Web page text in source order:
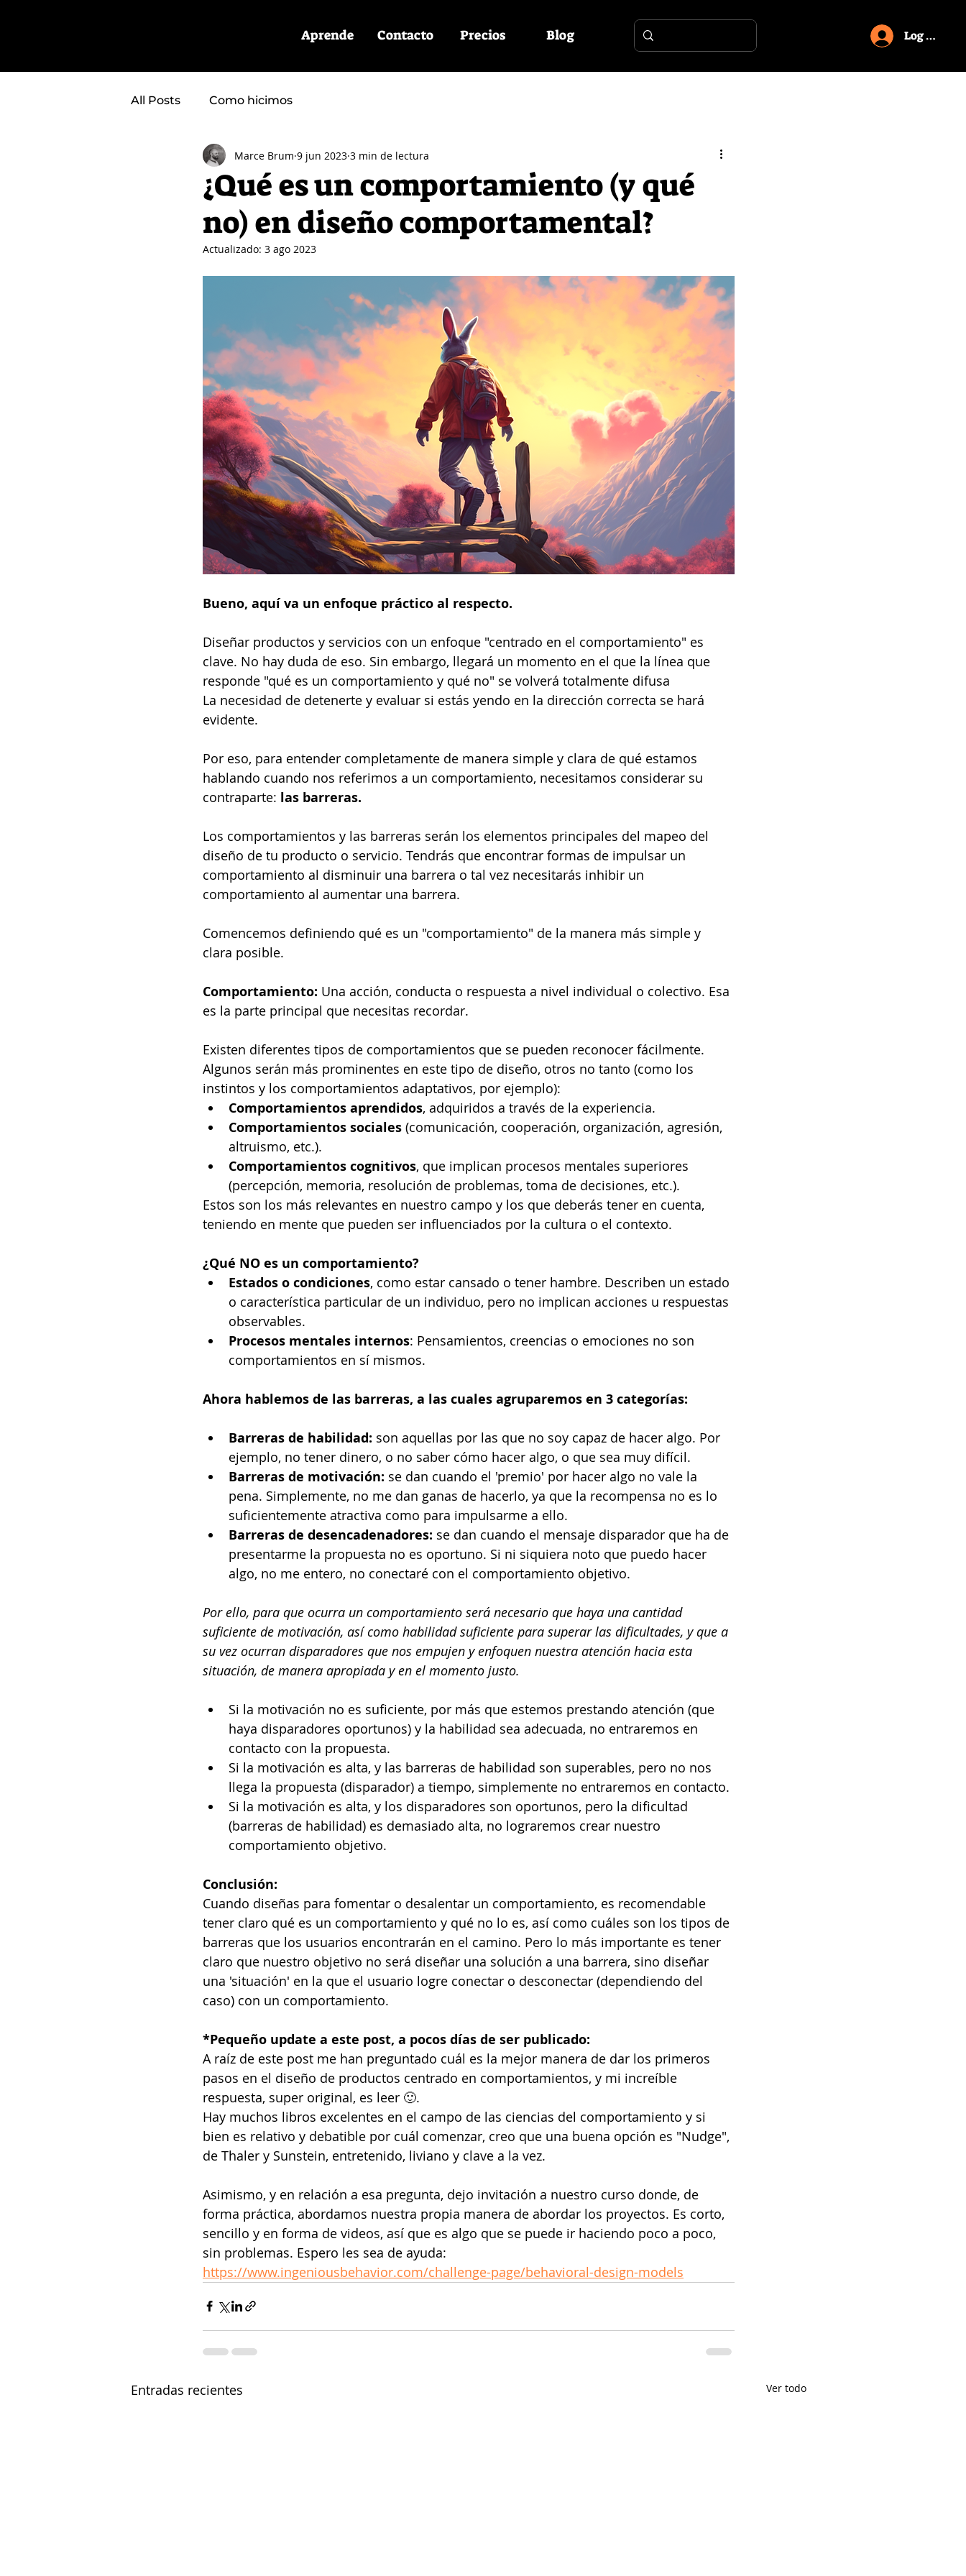
Aprende Contacto Precios Blog Log in
All Posts Como hicimos
¿Qué es un comportamiento (y qué
no) en diseño comportamental?
Marce Brum 9 jun 2023 3 min de lectura
Actualizado: 3 ago 2023
Bueno, aquí va un enfoque práctico al respecto.
Diseñar productos y servicios con un enfoque "centrado en el comportamiento" es
clave. No hay duda de eso. Sin embargo, llegará un momento en el que la línea que
responde "qué es un comportamiento y qué no" se volverá totalmente difusa
La necesidad de detenerte y evaluar si estás yendo en la dirección correcta se hará
evidente.
Por eso, para entender completamente de manera simple y clara de qué estamos
hablando cuando nos referimos a un comportamiento, necesitamos considerar su
contraparte: las barreras.
Los comportamientos y las barreras serán los elementos principales del mapeo del
diseño de tu producto o servicio. Tendrás que encontrar formas de impulsar un
comportamiento al disminuir una barrera o tal vez necesitarás inhibir un
comportamiento al aumentar una barrera.
Comencemos definiendo qué es un "comportamiento" de la manera más simple y
clara posible.
Comportamiento: Una acción, conducta o respuesta a nivel individual o colectivo. Esa
es la parte principal que necesitas recordar.
Existen diferentes tipos de comportamientos que se pueden reconocer fácilmente.
Algunos serán más prominentes en este tipo de diseño, otros no tanto (como los
instintos y los comportamientos adaptativos, por ejemplo):
Comportamientos aprendidos, adquiridos a través de la experiencia.
Comportamientos sociales (comunicación, cooperación, organización, agresión,
altruismo, etc.).
Comportamientos cognitivos, que implican procesos mentales superiores
(percepción, memoria, resolución de problemas, toma de decisiones, etc.).
Estos son los más relevantes en nuestro campo y los que deberás tener en cuenta,
teniendo en mente que pueden ser influenciados por la cultura o el contexto.
¿Qué NO es un comportamiento?
Estados o condiciones, como estar cansado o tener hambre. Describen un estado
o característica particular de un individuo, pero no implican acciones u respuestas
observables.
Procesos mentales internos: Pensamientos, creencias o emociones no son
comportamientos en sí mismos.
Ahora hablemos de las barreras, a las cuales agruparemos en 3 categorías:
Barreras de habilidad: son aquellas por las que no soy capaz de hacer algo. Por
ejemplo, no tener dinero, o no saber cómo hacer algo, o que sea muy difícil.
Barreras de motivación: se dan cuando el 'premio' por hacer algo no vale la
pena. Simplemente, no me dan ganas de hacerlo, ya que la recompensa no es lo
suficientemente atractiva como para impulsarme a ello.
Barreras de desencadenadores: se dan cuando el mensaje disparador que ha de
presentarme la propuesta no es oportuno. Si ni siquiera noto que puedo hacer
algo, no me entero, no conectaré con el comportamiento objetivo.
Por ello, para que ocurra un comportamiento será necesario que haya una cantidad
suficiente de motivación, así como habilidad suficiente para superar las dificultades, y que a
su vez ocurran disparadores que nos empujen y enfoquen nuestra atención hacia esta
situación, de manera apropiada y en el momento justo.
Si la motivación no es suficiente, por más que estemos prestando atención (que
haya disparadores oportunos) y la habilidad sea adecuada, no entraremos en
contacto con la propuesta.
Si la motivación es alta, y las barreras de habilidad son superables, pero no nos
llega la propuesta (disparador) a tiempo, simplemente no entraremos en contacto.
Si la motivación es alta, y los disparadores son oportunos, pero la dificultad
(barreras de habilidad) es demasiado alta, no lograremos crear nuestro
comportamiento objetivo.
Conclusión:
Cuando diseñas para fomentar o desalentar un comportamiento, es recomendable
tener claro qué es un comportamiento y qué no lo es, así como cuáles son los tipos de
barreras que los usuarios encontrarán en el camino. Pero lo más importante es tener
claro que nuestro objetivo no será diseñar una solución a una barrera, sino diseñar
una 'situación' en la que el usuario logre conectar o desconectar (dependiendo del
caso) con un comportamiento.
*Pequeño update a este post, a pocos días de ser publicado:
A raíz de este post me han preguntado cuál es la mejor manera de dar los primeros
pasos en el diseño de productos centrado en comportamientos, y mi increíble
respuesta, super original, es leer 🙂.
Hay muchos libros excelentes en el campo de las ciencias del comportamiento y si
bien es relativo y debatible por cuál comenzar, creo que una buena opción es "Nudge",
de Thaler y Sunstein, entretenido, liviano y clave a la vez.
Asimismo, y en relación a esa pregunta, dejo invitación a nuestro curso donde, de
forma práctica, abordamos nuestra propia manera de abordar los proyectos. Es corto,
sencillo y en forma de videos, así que es algo que se puede ir haciendo poco a poco,
sin problemas. Espero les sea de ayuda:
https://www.ingeniousbehavior.com/challenge-page/behavioral-design-models
Entradas recientes Ver todo